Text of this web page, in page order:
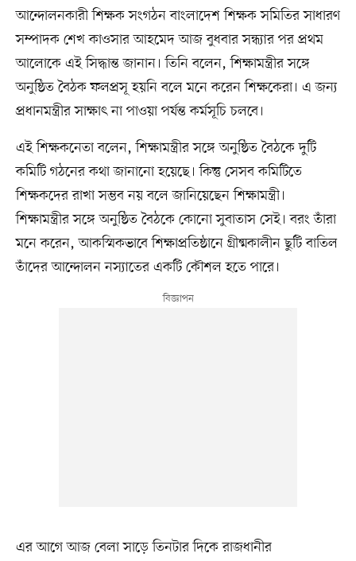
আন্দোলনকারী শিক্ষক সংগঠন বাংলাদেশ শিক্ষক সমিতির সাধারণ
সম্পাদক শেখ কাওসার আহমেদ আজ বুধবার সন্ধ্যার পর প্রথম
আলোকে এই সিদ্ধান্ত জানান। তিনি বলেন, শিক্ষামন্ত্রীর সঙ্গে
অনুষ্ঠিত বৈঠক ফলপ্রসূ হয়নি বলে মনে করেন শিক্ষকেরা। এ জন্য
প্রধানমন্ত্রীর সাক্ষাৎ না পাওয়া পর্যন্ত কর্মসূচি চলবে।
এই শিক্ষকনেতা বলেন, শিক্ষামন্ত্রীর সঙ্গে অনুষ্ঠিত বৈঠকে দুটি
কমিটি গঠনের কথা জানানো হয়েছে। কিন্তু সেসব কমিটিতে
শিক্ষকদের রাখা সম্ভব নয় বলে জানিয়েছেন শিক্ষামন্ত্রী।
শিক্ষামন্ত্রীর সঙ্গে অনুষ্ঠিত বৈঠকে কোনো সুবাতাস সেই। বরং তাঁরা
মনে করেন, আকস্মিকভাবে শিক্ষাপ্রতিষ্ঠানে গ্রীষ্মকালীন ছুটি বাতিল
তাঁদের আন্দোলন নস্যাতের একটি কৌশল হতে পারে।
এর আগে আজ বেলা সাড়ে তিনটার দিকে রাজধানীর